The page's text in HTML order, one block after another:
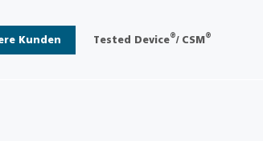
Kunden Tested Device®/ CSM ®